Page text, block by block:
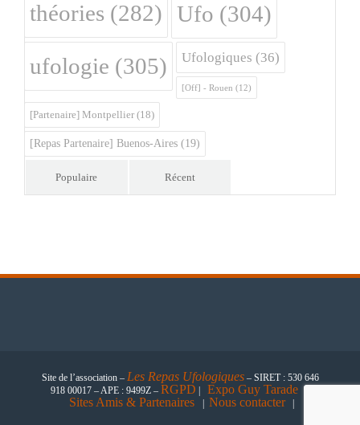
théories (282) Ufo (304)
ufologie (305) Ufologiques (36)
[Off] - Rouen (12)
[Partenaire] Montpellier (18)
[Repas Partenaire] Buenos-Aires (19)
Populaire Récent
Site de l’association – Les Repas Ufologiques– SIRET : 530 646
918 00017 – APE : 9499Z – RGPD Expo Guy Tarade
Sites Amis & Partenaires Nous contacter|